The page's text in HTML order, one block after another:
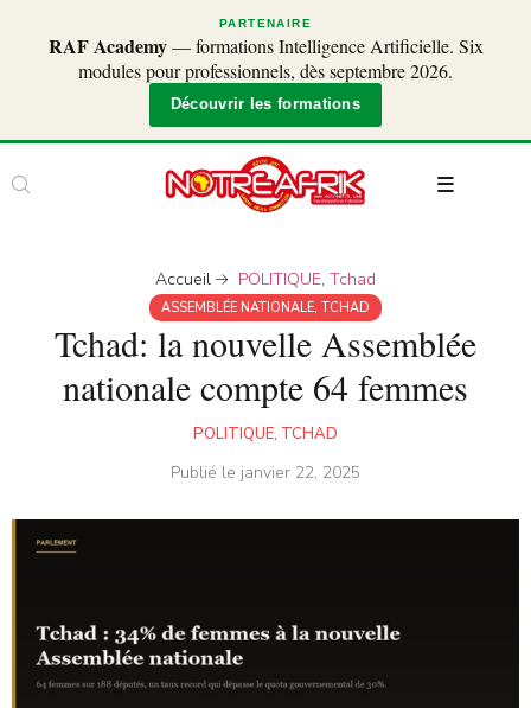
PARTENAIRE
RAF Academy— formations Intelligence Artificielle. Six
modules pour professionnels, dès septembre 2026.
Découvrir les formations
Accueil POLITIQUE, Tchad
ASSEMBLÉE NATIONALE, TCHAD
Tchad: la nouvelle Assemblée
nationale compte 64 femmes
POLITIQUE, TCHAD
Publié le janvier 22, 2025